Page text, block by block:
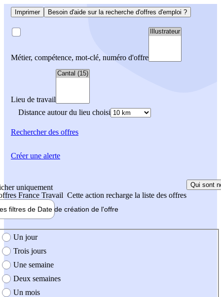
Imprimer Besoin d'aide sur la recherche d'offres d'emploi ?
Métier, compétence, mot-clé, numéro d'offre
Lieu de travail
Distance autour du lieu choisi
Rechercherdes offres
uniquement
France Travail Cette action recharge la liste des offres
Qui sont
filtres de Date de création de l'offre
création de l'offre
Un jour
Trois jours
Une semaine
Deux semaines
Un mois
Créer une alerte